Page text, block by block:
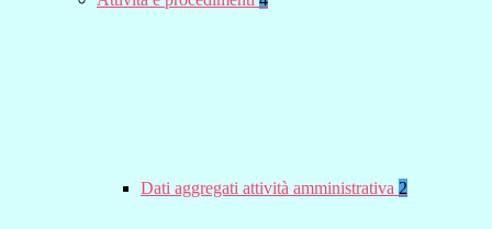
Dati aggregati attività amministrativa 2